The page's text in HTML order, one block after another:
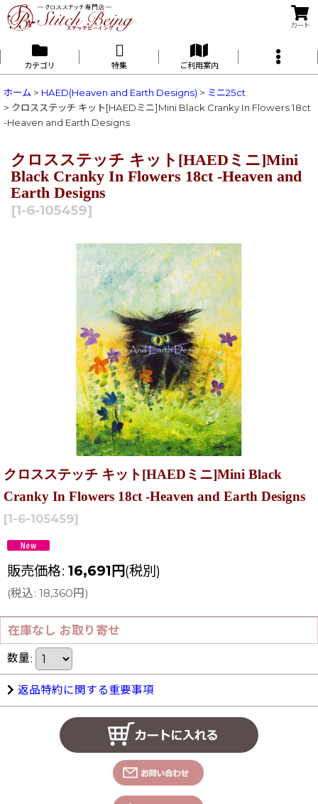
カート
カテゴリ 特集 ご利用案内
ホーム > HAED(Heaven and Earth Designs) > ミニ25ct
> クロスステッチ キット[HAEDミニ]Mini Black Cranky In Flowers 18ct
-Heaven and Earth Designs
クロスステッチ キット[HAEDミニ]Mini
Black Cranky In Flowers 18ct -Heaven and
Earth Designs
[1-6-105459]
クロスステッチ キット[HAEDミニ]Mini Black
Cranky In Flowers 18ct -Heaven and Earth Designs
[1-6-105459]
販売価格: 16,691 円(税別)
(税込: 18,360円 )
在庫なし お取り寄せ
数量:
返品特約に関する重要事項